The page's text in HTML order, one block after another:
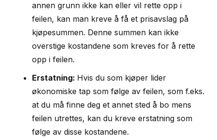
annen grunn ikke kan eller vil rette opp i
feilen, kan man kreve å få et prisavslag på
kjøpesummen. Denne summen kan ikke
overstige kostandene som kreves for å rette
opp i feilen.
Erstatning: Hvis du som kjøper lider
økonomiske tap som følge av feilen, som f.eks.
at du må finne deg et annet sted å bo mens
feilen utrettes, kan du kreve erstatning som
følge av disse kostandene.